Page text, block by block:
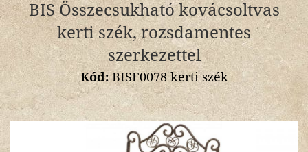
BIS Összecsukható kovácsoltvas
kerti szék, rozsdamentes
szerkezettel
Kód:BISF0078 kerti szék